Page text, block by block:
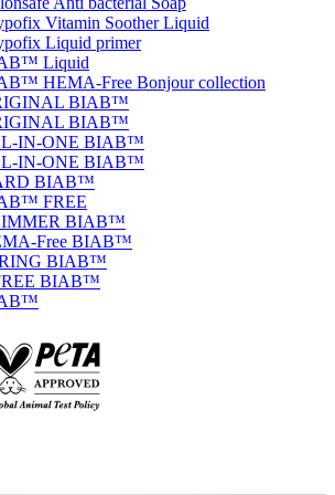
Vitamin Soother Liquid
Liquid primer
Liquid
HEMA-Free Bonjour collection
BIAB™
BIAB™
IN-ONE BIAB™
IN-ONE BIAB™
BIAB™
FREE
BIAB™
Free BIAB™
BIAB™
BIAB™